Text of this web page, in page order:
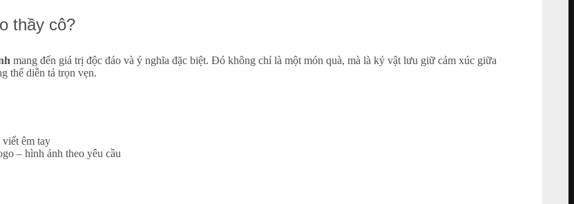
thầy cô?
mang đến giá trị độc đáo và ý nghĩa đặc biệt. Đó không chỉ là một món quà, mà là kỷ vật lưu giữ cảm xúc giữa
thể diễn tả trọn vẹn.
êm tay
– hình ảnh theo yêu cầu